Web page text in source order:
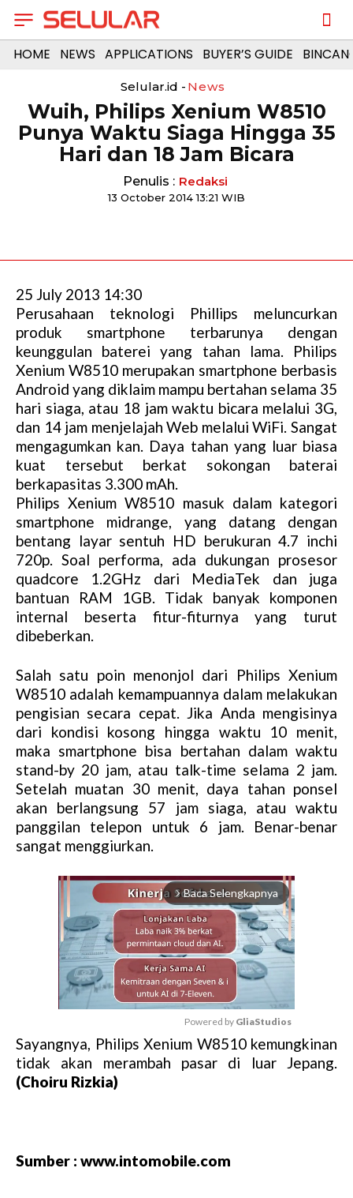
HOME NEWS APPLICATIONS BUYER’S GUIDE
Selular.id - News
Wuih, Philips Xenium W8510
Punya Waktu Siaga Hingga 35
Hari dan 18 Jam Bicara
Penulis : Redaksi
13 October 2014 13:21 WIB
25 July 2013 14:30
Perusahaan teknologi Phillips meluncurkan
produk smartphone terbarunya dengan
keunggulan baterei yang tahan lama. Philips
Xenium W8510 merupakan smartphone berbasis
Android yang diklaim mampu bertahan selama 35
hari siaga, atau 18 jam waktu bicara melalui 3G,
dan 14 jam menjelajah Web melalui WiFi. Sangat
mengagumkan kan. Daya tahan yang luar biasa
kuat tersebut berkat sokongan baterai
berkapasitas 3.300 mAh.
Philips Xenium W8510 masuk dalam kategori
smartphone midrange, yang datang dengan
bentang layar sentuh HD berukuran 4.7 inchi
720p. Soal performa, ada dukungan prosesor
quadcore 1.2GHz dari MediaTek dan juga
bantuan RAM 1GB. Tidak banyak komponen
internal beserta fitur-fiturnya yang turut
dibeberkan.
Salah satu poin menonjol dari Philips Xenium
W8510 adalah kemampuannya dalam melakukan
pengisian secara cepat. Jika Anda mengisinya
dari kondisi kosong hingga waktu 10 menit,
maka smartphone bisa bertahan dalam waktu
stand-by 20 jam, atau talk-time selama 2 jam.
Setelah muatan 30 menit, daya tahan ponsel
akan berlangsung 57 jam siaga, atau waktu
panggilan telepon untuk 6 jam. Benar-benar
sangat menggiurkan.
arrow_forward_ios Baca Selengkapnya
M
Powered by GliaStudios
Sayangnya, Philips Xenium W8510 kemungkinan
tidak akan merambah pasar di luar Jepang.
(Choiru Rizkia)
Sumber : www.intomobile.com